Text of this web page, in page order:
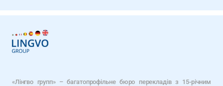
«Лінгво групп» – багатопрофільне бюро перекладів з 15-річним